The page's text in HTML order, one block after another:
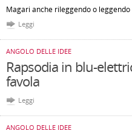
Magari anche rileggendo o
Leggi
ANGOLO DELLE IDEE
Rapsodia in blu-
favola
Leggi
ANGOLO DELLE IDEE